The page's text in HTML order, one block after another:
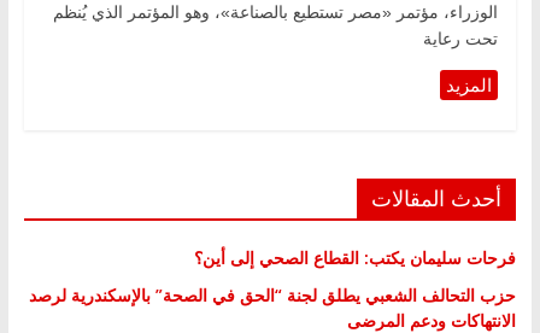
الوزراء، مؤتمر «مصر تستطيع بالصناعة»، وهو المؤتمر الذي يُنظم
تحت رعاية
أحدث المقالات
فرحات سليمان يكتب: القطاع الصحي إلى أين؟
حزب التحالف الشعبي يطلق لجنة “الحق في الصحة” بالإسكندرية لرصد
الانتهاكات ودعم المرضى